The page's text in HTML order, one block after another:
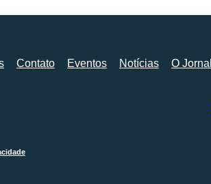
Contato Eventos Notícias O Jornal